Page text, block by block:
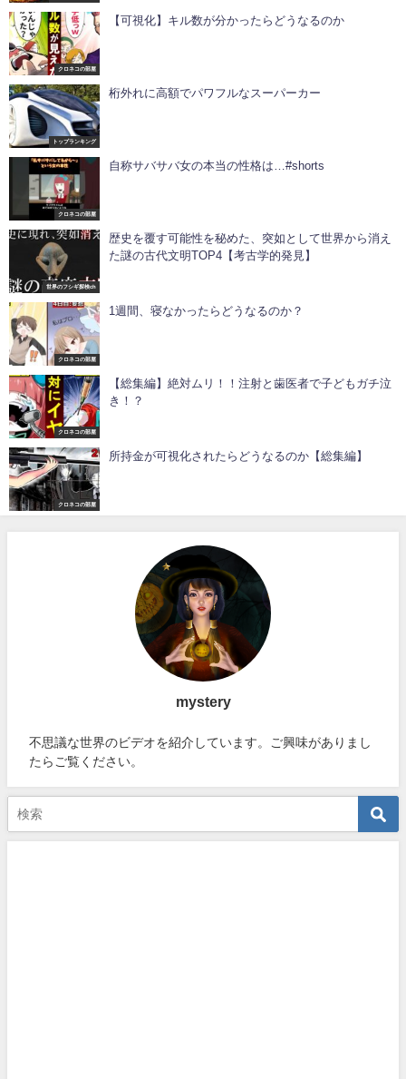
クロネコの部屋
【可視化】キル数が分かったらどうなるのか
トップランキング
桁外れに高額でパワフルなスーパーカー
クロネコの部屋
自称サバサバ女の本当の性格は…#shorts
世界のフシギ探検ch
歴史を覆す可能性を秘めた、突如として世界から消え
た謎の古代文明TOP4【考古学的発見】
クロネコの部屋
1週間、寝なかったらどうなるのか？
クロネコの部屋
【総集編】絶対ムリ！！注射と歯医者で子どもガチ泣
き！？
クロネコの部屋
所持金が可視化されたらどうなるのか【総集編】
mystery
不思議な世界のビデオを紹介しています。ご興味がありまし
たらご覧ください。